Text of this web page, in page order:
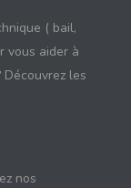
( bail,
vous aider à
les
nos